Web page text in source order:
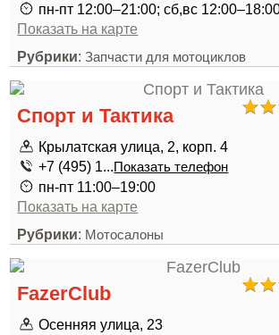
пн-пт 12:00–21:00; сб,вс
Показать на карте
Рубрики:Запчасти для мотоциклов
Спорт и Тактика
Крылатская улица, 2, корп. 4
+7 (495) 1...Показать телефон
пн-пт 11:00–19:00
Показать на карте
Рубрики: Мотосалоны
FazerClub
Осенняя улица, 23